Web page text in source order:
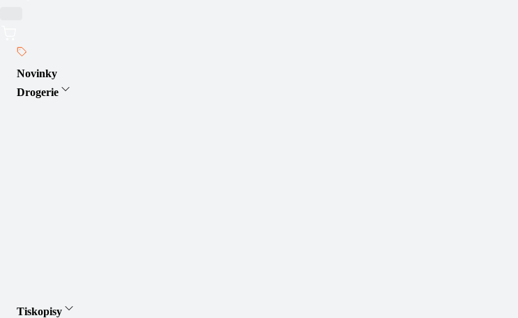
Novinky
Drogerie
Tiskopisy